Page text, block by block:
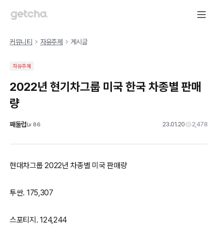
커뮤니티 자유주제 게시글
자유주제
2022년 현기차그룹 미국 한국 차종별 판매
량
째둘럽Lv 86 23.01.20 2,478
현대차그룹 2022년 차종별 미국 판매량
투싼. 175,307
스포티지. 124,244